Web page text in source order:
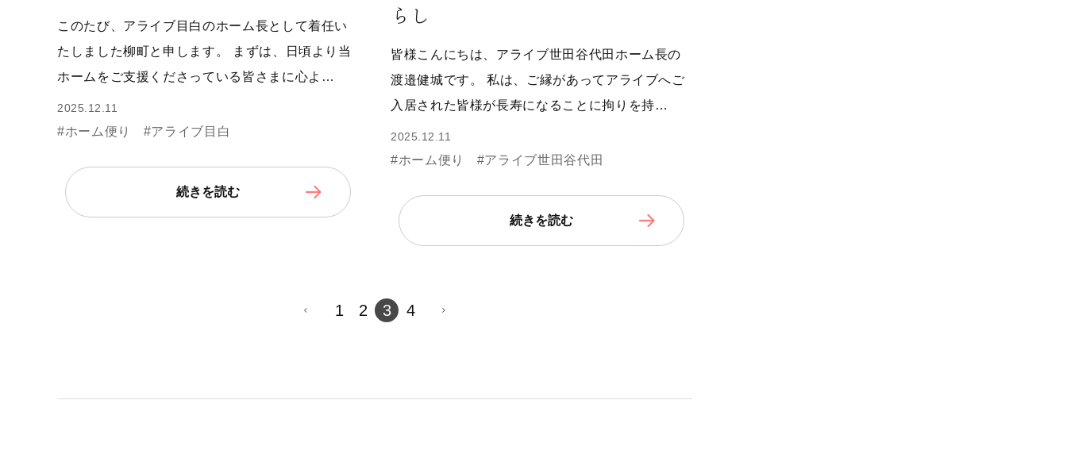
このたび、アライブ目白のホーム長として着任い
たしました柳町と申します。 まずは、日頃より当
ホームをご支援くださっている皆さまに心よ…
2025.12.11
#ホーム便り #アライブ目白
続きを読む
らし
皆様こんにちは、アライブ世田谷代田ホーム長の
渡邉健城です。 私は、ご縁があってアライブへご
入居された皆様が長寿になることに拘りを持…
2025.12.11
#ホーム便り #アライブ世田谷代田
続きを読む
1 2 3 4